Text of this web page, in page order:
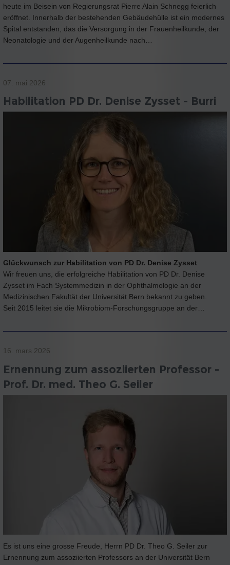
heute im Beisein von Regierungsrat Pierre Alain Schnegg feierlich
eröffnet. Innerhalb der bestehenden Gebäudehülle ist ein modernes
Spital entstanden, das die Versorgung in der Frauenheilkunde, der
Neonatologie und der Augenheilkunde nach…
07. mai 2026
Habilitation PD Dr. Denise Zysset - Burri
Glückwunsch zur Habilitation von PD Dr. Denise Zysset
Wir freuen uns, die erfolgreiche Habilitation von PD Dr. Denise
Zysset im Fach Systemmedizin in der Ophthalmologie an der
Medizinischen Fakultät der Universität Bern bekannt zu geben.
Seit 2015 leitet sie die Mikrobiom-Forschungsgruppe an der…
16. mars 2026
Ernennung zum assoziierten Professor -
Prof. Dr. med. Theo G. Seiler
Es ist uns eine grosse Freude, Herrn PD Dr. Theo G. Seiler zur
Ernennung zum assoziierten Professors an der Universität Bern